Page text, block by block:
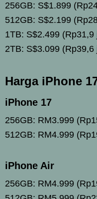
256GB: S$1.899
512GB: S$2.199
1TB: S$2.499 (Rp31,9
2TB: S$3.099 (Rp39,6
Harga iPhone
iPhone 17
256GB: RM3.999
512GB: RM4.999
iPhone Air
256GB: RM4.999